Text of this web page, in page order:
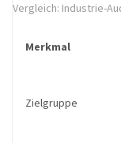
Vergleich: Industrie-
Merkmal
Zielgruppe